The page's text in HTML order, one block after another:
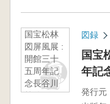
国宝松林
図屏風展 :
開館三十
五周年記
念長谷川
等伯
図録
国宝
年記
発行元